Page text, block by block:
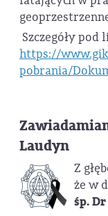
Szczegóły pod
https://
pobrania/
Laudyn
Z
że w
śp.